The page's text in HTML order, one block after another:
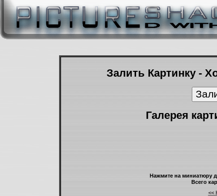
Залить Картинку -
Галерея
Нажмите на миниатюру
Всего
<<